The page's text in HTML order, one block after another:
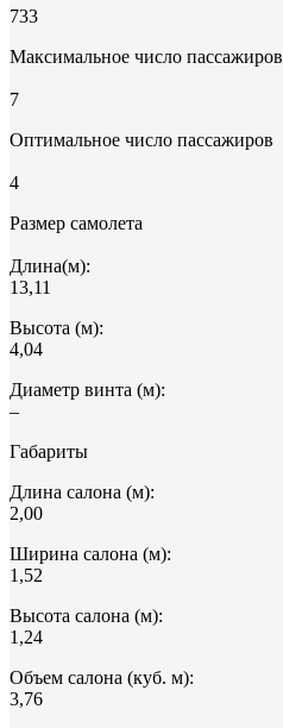
733
Максимальное число пассажиров
7
Оптимальное число пассажиров
4
Размер самолета
Длина(м):
13,11
Высота (м):
4,04
Диаметр винта (м):
–
Габариты
Длина салона (м):
2,00
Ширина салона (м):
1,52
Высота салона (м):
1,24
Объем салона (куб. м):
3,76